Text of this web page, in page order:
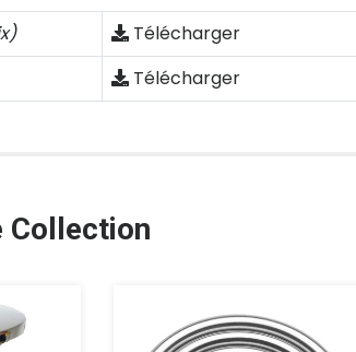
Télécharger
Télécharger
Collection